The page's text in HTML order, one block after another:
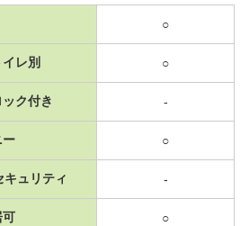
○
レ別 ○
ク付き -
ー ○
キュリティ -
可 ○